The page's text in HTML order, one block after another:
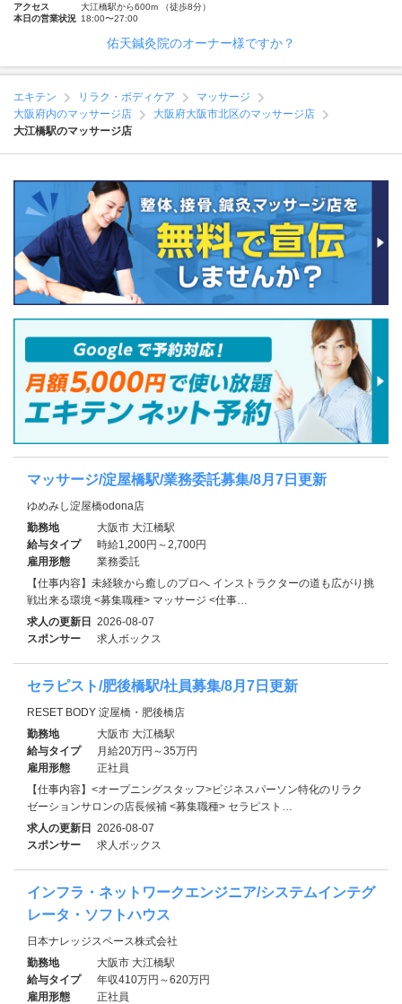
アクセス
大江橋駅から600m （徒歩8分）
本日の営業状況 18:00〜27:00
佑天鍼灸院のオーナー様ですか？
エキテン リラク・ボディケア
マッサージ
大阪府内のマッサージ店
大阪府大阪市北区のマッサージ店
大江橋駅のマッサージ店
マッサージ/淀屋橋駅/業務委託募集/8月7日更新
ゆめみし淀屋橋odona店
勤務地
大阪市 大江橋駅
給与タイプ
時給1,200円～2,700円
雇用形態
業務委託
【仕事内容】未経験から癒しのプロへ インストラクターの道も広がり挑
戦出来る環境 <募集職種> マッサージ <仕事…
求人の更新日 2026-08-07
スポンサー
求人ボックス
セラピスト/肥後橋駅/社員募集/8月7日更新
RESET BODY 淀屋橋・肥後橋店
勤務地
大阪市 大江橋駅
給与タイプ
月給20万円～35万円
雇用形態
正社員
【仕事内容】<オープニングスタッフ>ビジネスパーソン特化のリラク
ゼーションサロンの店長候補 <募集職種> セラピスト…
求人の更新日 2026-08-07
スポンサー
求人ボックス
インフラ・ネットワークエンジニア/システムインテグ
レータ・ソフトハウス
日本ナレッジスペース株式会社
勤務地
大阪市 大江橋駅
給与タイプ
年収410万円～620万円
雇用形態
正社員